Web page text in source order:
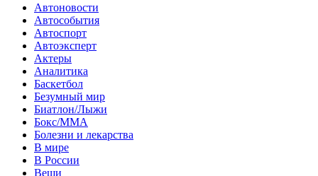
Автоновости
Автособытия
Автоспорт
Автоэксперт
Актеры
Аналитика
Баскетбол
Безумный мир
Биатлон/Лыжи
Бокс/MMA
Болезни и лекарства
В мире
В России
Вещи